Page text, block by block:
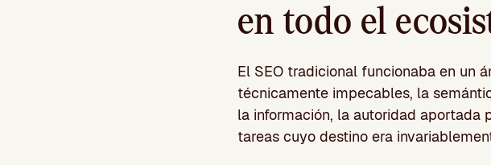
en todo el
El SEO tradicional funcionaba en un
técnicamente impecables, la
la información, la autoridad aportada
tareas cuyo destino era